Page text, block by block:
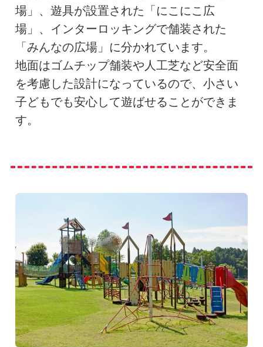
場」、遊具が設置された「にこにこ広
場」、インターロッキングで舗装された
「みんなの広場」に分かれています。
地面はゴムチップ舗装や人工芝など安全面
を考慮した設計になっているので、小さい
子どもでも安心して遊ばせることができま
す。